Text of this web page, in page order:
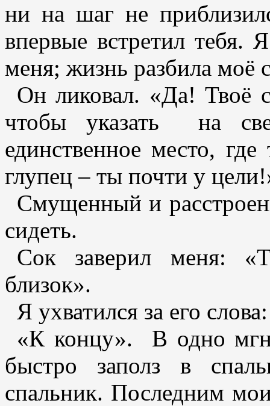
ни на шаг не
впервые встретил тебя.
меня; жизнь разбила моё
Он ликовал. «Да! Твоё
чтобы указать на
единственное место,
глупец – ты почти у
Смущенный и
сидеть.
Сок заверил меня:
близок».
Я ухватился за его
«К концу». В одно
быстро заполз в
спальник. Последним